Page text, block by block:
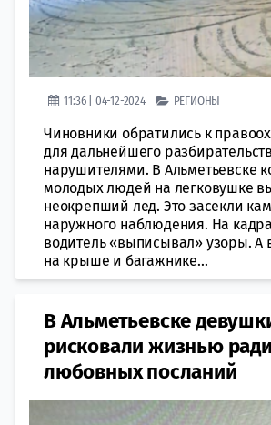
11:36 | 04-12-2024 РЕГИОНЫ
Чиновники обратились к
для дальнейшего
нарушителями. В Альметьевске
молодых людей на легковушке
неокрепший лед. Это засекли
наружного наблюдения. На
водитель «выписывал» узоры. А
на крыше и багажнике...
В Альметьевске
рисковали жизнью ради
любовных посланий